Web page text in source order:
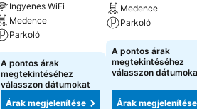
Ingyenes WiFi
Medence
Parkoló
A pontos árak
megtekintéséhez
válasszon dátumokat
Árak megjelenítése
Medence
Parkoló
A pontos árak
megtekintéséhez
válasszon
Árak megjelenítése